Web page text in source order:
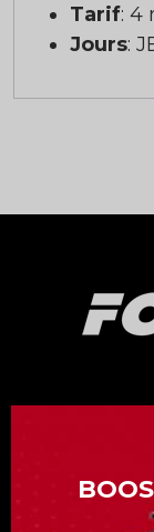
Tarif: 4
Jours:
plus de 15
le monde.